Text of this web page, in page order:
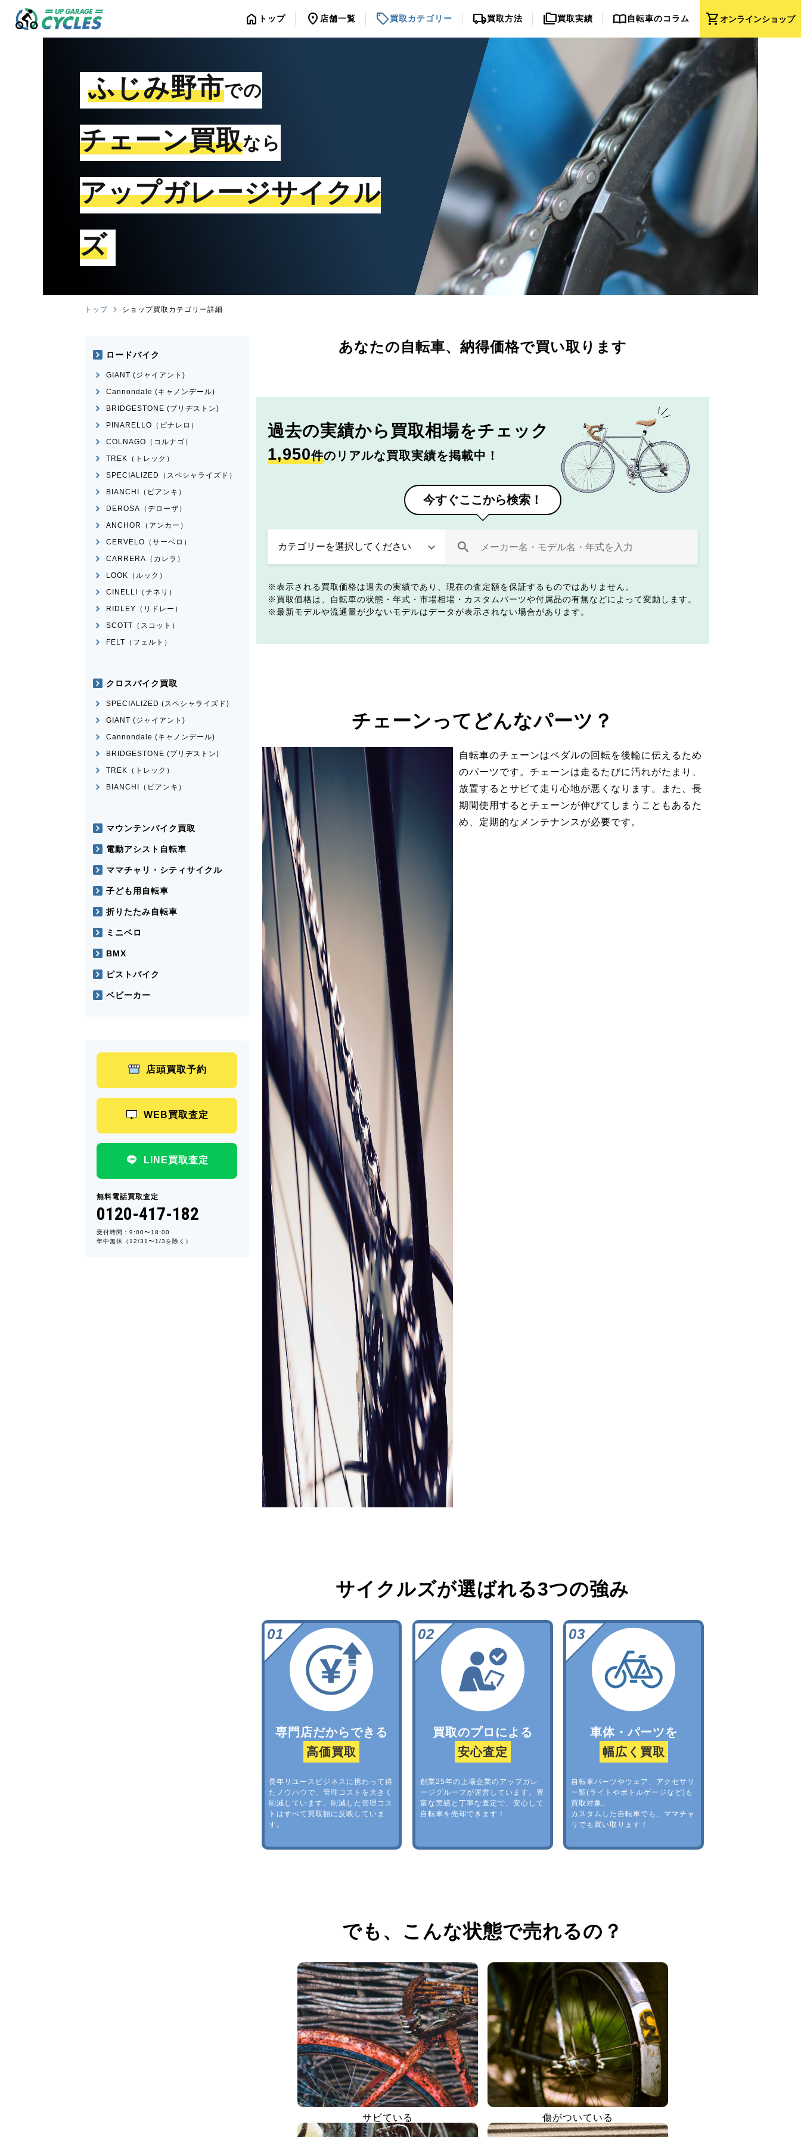
shopping_cartオンラインショップ
home トップ location_on 店舗一覧 sell買取カテゴリー local_shipping買取方法 folder_copy買取実績 import_contacts自転車のコラム
ふじみ野市での
チェーン買取なら
アップガレージサイクル
ズ
トップ ショップ買取カテゴリー詳細
あなたの自転車、 納得価格で買い取ります
過去の実績から 買取相場をチェック
1,950件のリアルな買取実績を掲載中！
今すぐここから検索！
表示される買取価格は過去の実績であり、現在の査定額を保証するものではありません。
買取価格は、自転車の状態・年式・市場相場・カスタムパーツや付属品の有無などによって変動します。
最新モデルや流通量が少ないモデルはデータが表示されない場合があります。
チェーンってどんなパーツ？
自転車のチェーンはペダルの回転を後輪に伝えるため
のパーツです。チェーンは走るたびに汚れがたまり、
放置するとサビて走り心地が悪くなります。また、長
期間使用するとチェーンが伸びてしまうこともあるた
め、定期的なメンテナンスが必要です。
サイクルズが選ばれる3つの強み
専門店だからできる
高価買取
長年リユースビジネスに携わって得
たノウハウで、管理コストを大きく
削減しています。削減した管理コス
トはすべて買取額に反映していま
す。
買取のプロによる
安心査定
創業25年の上場企業のアップガレ
ージグループが運営しています。豊
富な実績と丁寧な査定で、安心して
自転車を売却できます！
車体・パーツを
幅広く買取
自転車パーツやウェア、アクセサリ
ー類(ライトやボトルゲージなど)も
買取対象。
カスタムした自転車でも、ママチャ
リでも買い取ります！
でも、 こんな状態で売れるの？
サビている 傷がついている
ロードバイク
GIANT (ジャイアント)
Cannondale (キャノンデール)
BRIDGESTONE (ブリヂストン)
PINARELLO（ピナレロ）
COLNAGO（コルナゴ）
TREK（トレック）
SPECIALIZED（スペシャライズド）
BIANCHI（ビアンキ）
DEROSA（デローザ）
ANCHOR（アンカー）
CERVELO（サーベロ）
CARRERA（カレラ）
LOOK（ルック）
CINELLI（チネリ）
RIDLEY（リドレー）
SCOTT（スコット）
FELT（フェルト）
クロスバイク買取
SPECIALIZED (スペシャライズド)
GIANT (ジャイアント)
Cannondale (キャノンデール)
BRIDGESTONE (ブリヂストン)
TREK（トレック）
BIANCHI（ビアンキ）
マウンテンバイク買取
電動アシスト自転車
ママチャリ・シティサイクル
子ども用自転車
折りたたみ自転車
ミニベロ
BMX
ピストバイク
ベビーカー
店頭買取予約
WEB買取査定
LINE買取査定
無料電話買取査定
0120-417-182
受付時間：9:00〜18:00
年中無休（12/31〜1/3を除く）